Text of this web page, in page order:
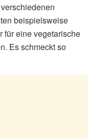
beispielsweise
für eine vegetarische
Es schmeckt so